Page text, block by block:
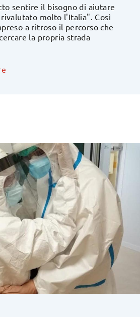
sentire il bisogno di aiutare
molto l'Italia". Così
a ritroso il percorso che
la propria strada